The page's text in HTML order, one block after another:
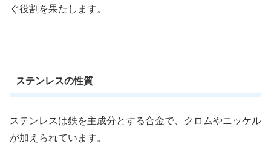
ぐ役割を果たします。
ステンレスの性質
ステンレスは鉄を主成分とする合金で、クロムやニッケル
が加えられています。